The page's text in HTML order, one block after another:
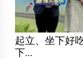
起立、坐下好
下...